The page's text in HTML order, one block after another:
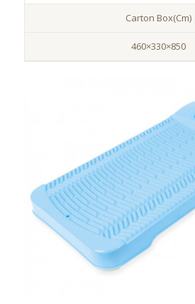
Carton Box(Cm)
460×330×850